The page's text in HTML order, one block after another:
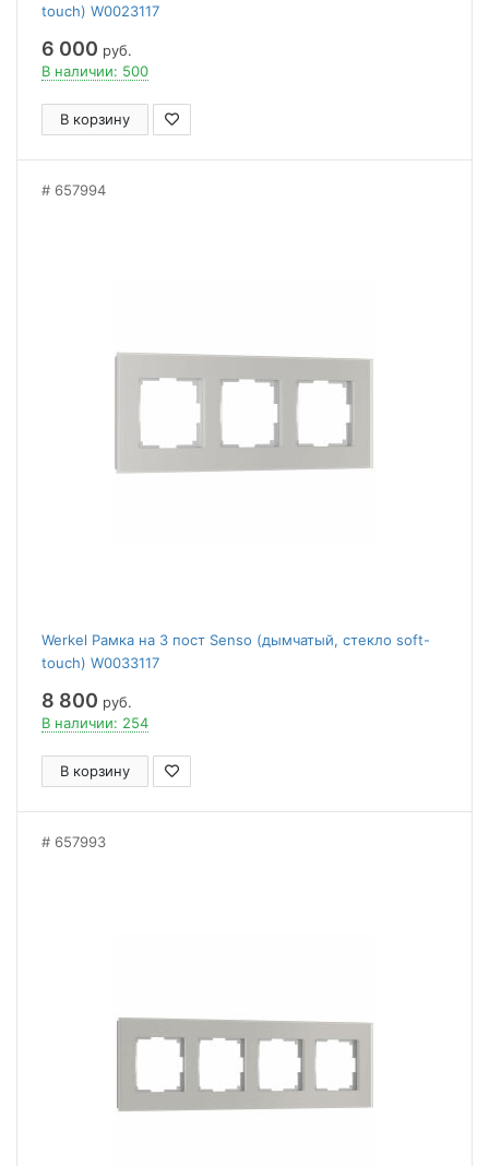
touch) W0023117
6 000 руб.
В наличии: 500
В корзину
657994
Werkel Рамка на 3 пост Senso (дымчатый, стекло soft-
touch) W0033117
8 800 руб.
В наличии: 254
В корзину
657993